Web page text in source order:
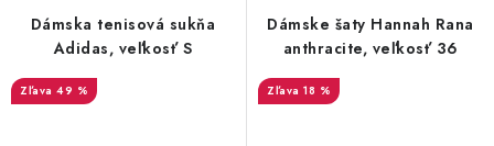
Dámska tenisová sukňa
Adidas, veľkosť S
49 %
Dámske šaty Hannah Rana
anthracite, veľkosť 36
18 %